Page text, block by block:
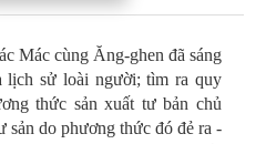
Mác cùng Ăng-ghen đã sáng
lịch sử loài người; tìm ra quy
thức sản xuất tư bản chủ
sản do phương thức đó đẻ ra -